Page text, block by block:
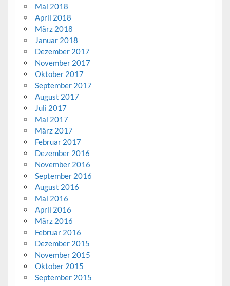
Mai 2018
April 2018
März 2018
Januar 2018
Dezember 2017
November 2017
Oktober 2017
September 2017
August 2017
Juli 2017
Mai 2017
März 2017
Februar 2017
Dezember 2016
November 2016
September 2016
August 2016
Mai 2016
April 2016
März 2016
Februar 2016
Dezember 2015
November 2015
Oktober 2015
September 2015